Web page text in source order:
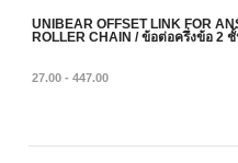
UNIBEAR OFFSET LINK FOR
ROLLER CHAIN / ข้อต่อครึ่งข้อ 2
27.00 - 447.00